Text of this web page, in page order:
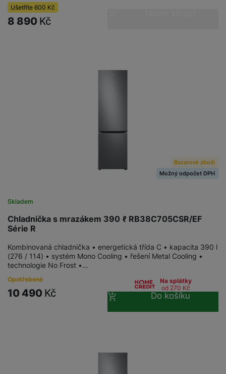
Ušetříte 600 Kč
8 890 Kč
Chladnička s mrazákem 390 ℓ RB38C705CSR/EF
Série R
Skladem
Bazarové zboží
Možný odpočet DPH
Kombinovaná chladnička • energetická třída C • kapacita 390 l
(276 / 114) • systém Mono Cooling • řešení Metal Cooling •
technologie No Frost •…
Opotřebené
10 490 Kč
Na splátky
od 270 Kč
Do košíku